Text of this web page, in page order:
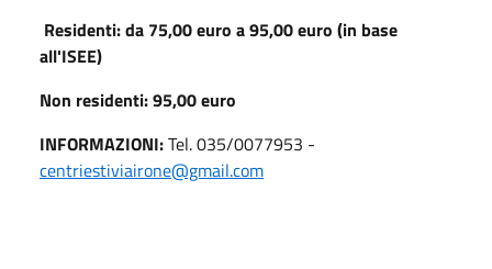
Residenti: da 75,00 euro a 95,00 euro (in base
all'ISEE)
Non residenti: 95,00 euro
INFORMAZIONI:Tel. 035/0077953 -
centriestiviairone@gmail.com